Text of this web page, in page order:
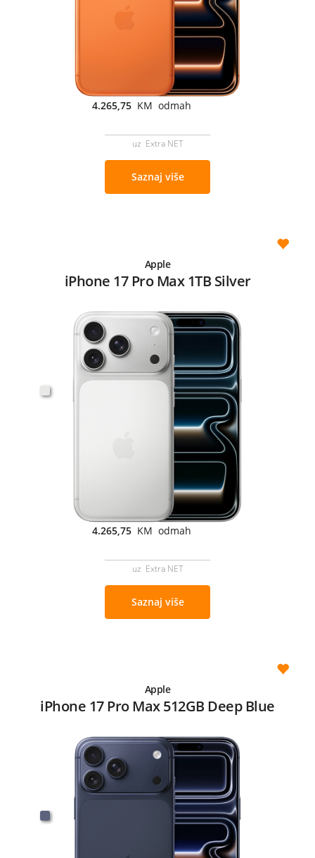
4.265,75 KM odmah
uz Extra NET
Saznaj više
Apple
iPhone 17 Pro Max 1TB Silver
4.265,75 KM odmah
uz Extra NET
Saznaj više
Apple
iPhone 17 Pro Max 512GB Deep Blue